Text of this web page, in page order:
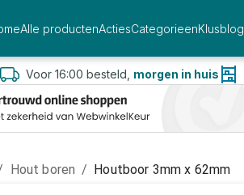
Alle productenActiesCategorieenKlusblog
Voor 16:00 besteld, morgen in huis
Hout boren / Houtboor 3mm x 62mm